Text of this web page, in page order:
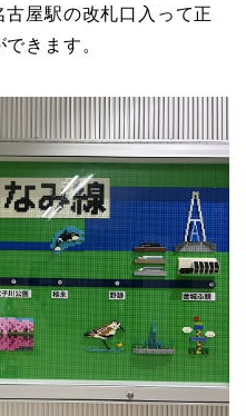
屋駅の改札口入って正
きます。